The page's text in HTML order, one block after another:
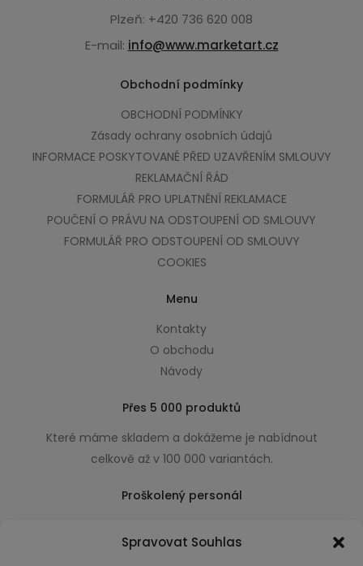
Spravovat Souhlas
Plzeň: +420 736 620 008
E-mail: info@www.marketart.cz
Obchodní podmínky
OBCHODNÍ PODMÍNKY
Zásady ochrany osobních údajů
INFORMACE POSKYTOVANÉ PŘED UZAVŘENÍM SMLOUVY
REKLAMAČNÍ ŘÁD
FORMULÁŘ PRO UPLATNĚNÍ REKLAMACE
POUČENÍ O PRÁVU NA ODSTOUPENÍ OD SMLOUVY
FORMULÁŘ PRO ODSTOUPENÍ OD SMLOUVY
COOKIES
Menu
Kontakty
O obchodu
Návody
Přes 5 000 produktů
Které máme skladem a dokážeme je nabídnout
celkově až v 100 000 variantách.
Proškolený personál
usnadňující nákup.